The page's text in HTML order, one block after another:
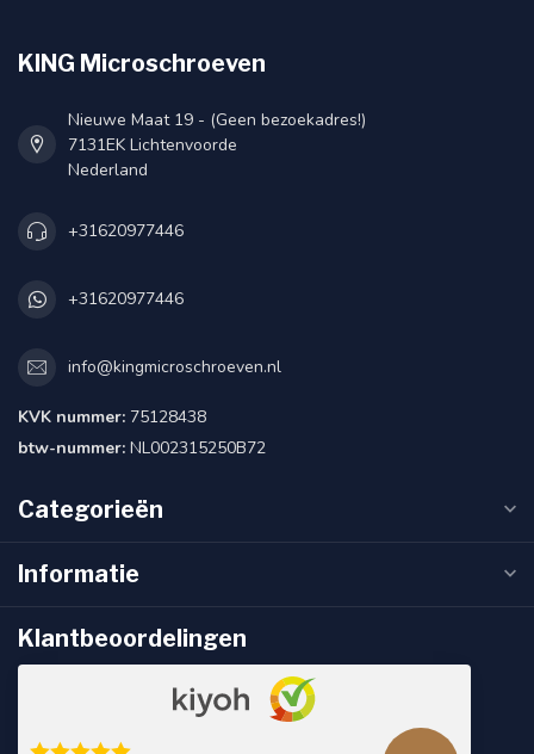
KING Microschroeven
Nieuwe Maat 19 - (Geen bezoekadres!)
7131EK Lichtenvoorde
Nederland
+31620977446
+31620977446
info@kingmicroschroeven.nl
KVK nummer: 75128438
btw-nummer: NL002315250B72
Categorieën
Informatie
Klantbeoordelingen